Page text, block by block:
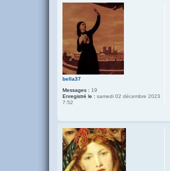
bella37
Messages : 19
Enregistré le : samedi 02 décembre 2023
7:52